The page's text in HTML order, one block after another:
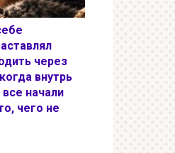
через
внутрь
начали
чего не